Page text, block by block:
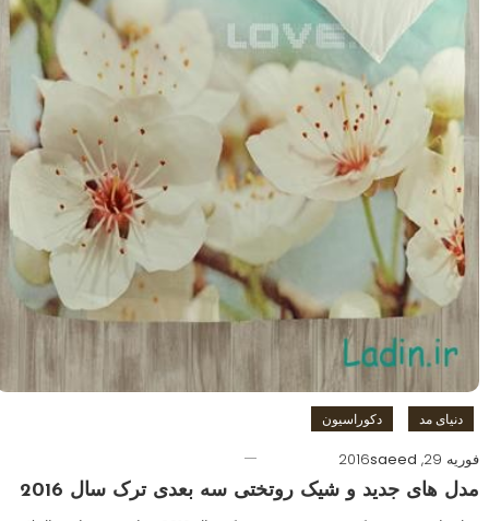
دنیای مد دکوراسیون
فوریه 29, 2016
saeed
مدل های جدید و شیک روتختی سه بعدی ترک سال 2016